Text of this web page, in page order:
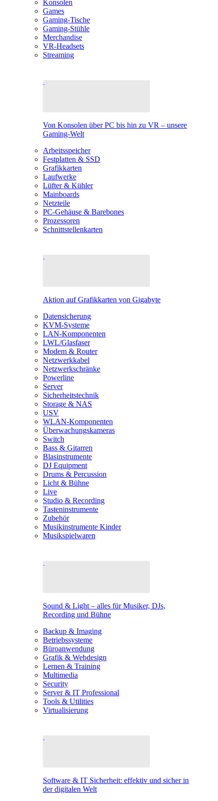
Konsolen
Games
Gaming-Tische
Gaming-Stühle
Merchandise
VR-Headsets
Streaming
Von Konsolen über PC bis hin zu VR – unsere
Gaming-Welt
Arbeitsspeicher
Festplatten & SSD
Grafikkarten
Laufwerke
Lüfter & Kühler
Mainboards
Netzteile
PC-Gehäuse & Barebones
Prozessoren
Schnittstellenkarten
Aktion auf Grafikkarten von Gigabyte
Datensicherung
KVM-Systeme
LAN-Komponenten
LWL/Glasfaser
Modem & Router
Netzwerkkabel
Netzwerkschränke
Powerline
Server
Sicherheitstechnik
Storage & NAS
USV
WLAN-Komponenten
Überwachungskameras
Switch
Bass & Gitarren
Blasinstrumente
DJ Equipment
Drums & Percussion
Licht & Bühne
Live
Studio & Recording
Tasteninstrumente
Zubehör
Musikinstrumente Kinder
Musikspielwaren
Sound & Light – alles für Musiker, DJs,
Recording und Bühne
Backup & Imaging
Betriebssysteme
Büroanwendung
Grafik & Webdesign
Lernen & Training
Multimedia
Security
Server & IT Professional
Tools & Utilities
Virtualisierung
Software & IT Sicherheit: effektiv und sicher in
der digitalen Welt